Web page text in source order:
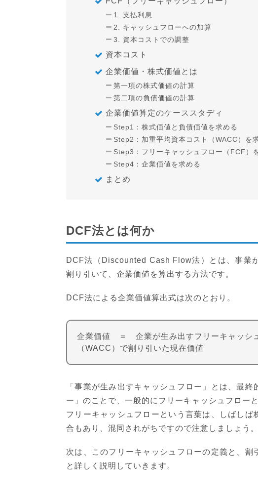
1. 支払利息
2. キャッシュフローへの加算
3. 資本コストでの調整
資本コスト
企業価値・株式価値とは
第一項の株式価値の計算
第二項の負債価値の計算
企業価値算定のケーススタディ
Step1：株式価値と負債価値を求める
Step2：加重平均資本コスト（WACC）を
Step3：フリーキャッシュフロー（FCF）
Step4：企業価値を求める
まとめ
DCF法とは何か
DCF法（Discounted Cash Flow法）とは、事業
割り引いて、企業価値を算出する方法です。
DCF法による企業価値算出式は次のとおり。
企業価値 ＝ 企業が生み出すフリーキャッシ
（WACC）で割り引いた現在価値
「事業が生み出すキャッシュフロー」とは、最
ー」のことで、一般的にフリーキャッシュフロー
フリーキャッシュフローという言葉は、しばし
合もあり、混同されがちですので注意しましょう。
次は、このフリーキャッシュフローの定義と、
と詳しく説明していきます。